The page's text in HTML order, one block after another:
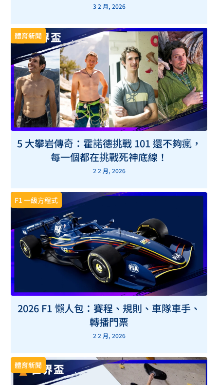
3 2 月, 2026
體育新聞
5 大攀岩傳奇：霍諾德挑戰 101 還不夠瘋，
每一個都在挑戰死神底線！
2 2 月, 2026
F1 一級方程式
2026 F1 懶人包：賽程、規則、車隊車手、
轉播門票
2 2 月, 2026
體育新聞